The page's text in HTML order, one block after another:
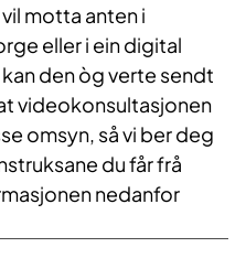
motta anten i
eller i ein digital
den òg verte sendt
videokonsultasjonen
omsyn, så vi ber deg
du får frå
nedanfor